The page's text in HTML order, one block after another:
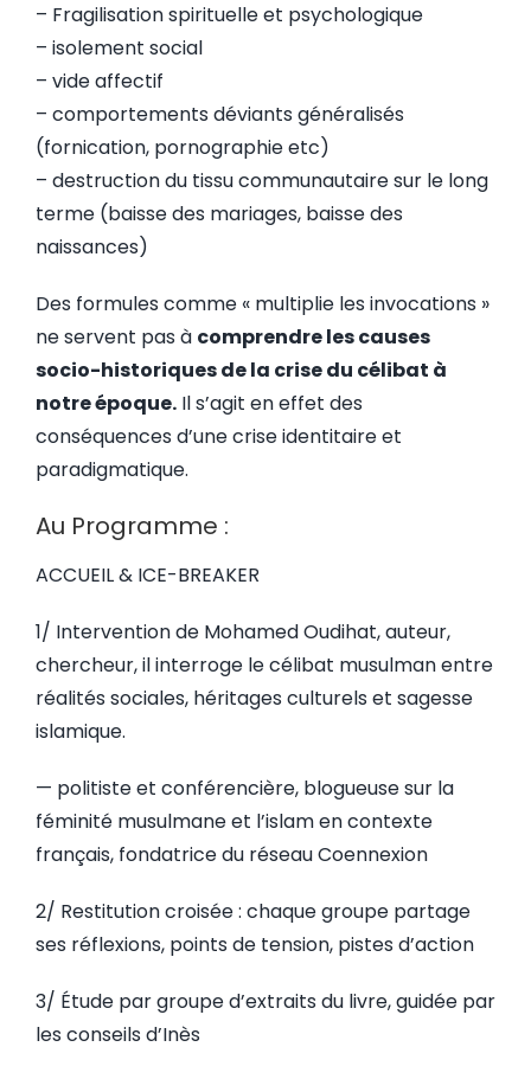
– Fragilisation spirituelle et psychologique
– ⁠isolement social
– ⁠vide affectif
– ⁠comportements déviants généralisés
(fornication, pornographie etc)
– ⁠destruction du tissu communautaire sur le long
terme (baisse des mariages, baisse des
naissances)
Des formules comme « multiplie les invocations »
ne servent pas à comprendre les causes
socio-historiques de la crise du célibat à
notre époque. Il s’agit en effet des
conséquences d’une crise identitaire et
paradigmatique.
Au Programme :
ACCUEIL & ICE-BREAKER
1/ Intervention de Mohamed Oudihat, auteur,
chercheur,il interroge le célibat musulman entre
réalités sociales, héritages culturels et sagesse
islamique.
— politiste et conférencière, blogueuse sur la
féminité musulmane et l’islam en contexte
français, fondatrice du réseau Coennexion
2/ Restitution croisée : chaque groupe partage
ses réflexions, points de tension, pistes d’action
3/ Étude par groupe d’extraits du livre, guidée par
les conseils d’Inès